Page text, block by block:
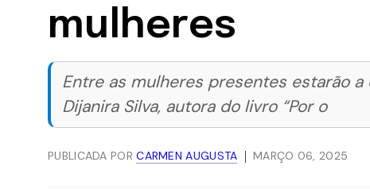
mulheres
Entre as mulheres presentes estarão a
Dijanira Silva, autora do livro “Por o
PUBLICADA PORCARMEN AUGUSTA MARÇO 06, 2025